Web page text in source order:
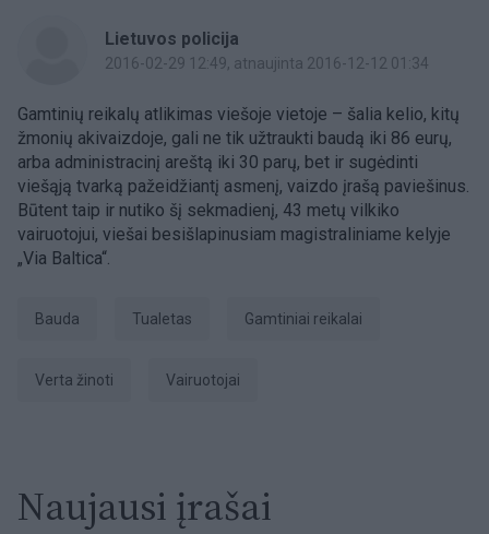
Lietuvos policija
2016-02-29 12:49, atnaujinta 2016-12-12 01:34
Gamtinių reikalų atlikimas viešoje vietoje – šalia kelio, kitų
žmonių akivaizdoje, gali ne tik užtraukti baudą iki 86 eurų,
arba administracinį areštą iki 30 parų, bet ir sugėdinti
viešąją tvarką pažeidžiantį asmenį, vaizdo įrašą paviešinus.
Būtent taip ir nutiko šį sekmadienį, 43 metų vilkiko
vairuotojui, viešai besišlapinusiam magistraliniame kelyje
„Via Baltica“.
Bauda tualetas gamtiniai reikalai
verta žinoti vairuotojai
Naujausi įrašai